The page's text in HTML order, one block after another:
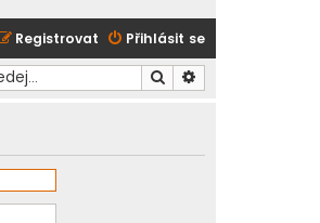
Přihlásit se
Registrovat
Hledat